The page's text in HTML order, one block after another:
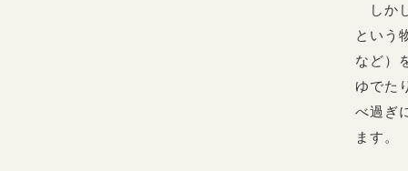
しか
という
など）
ゆでた
べ過ぎ
ます。